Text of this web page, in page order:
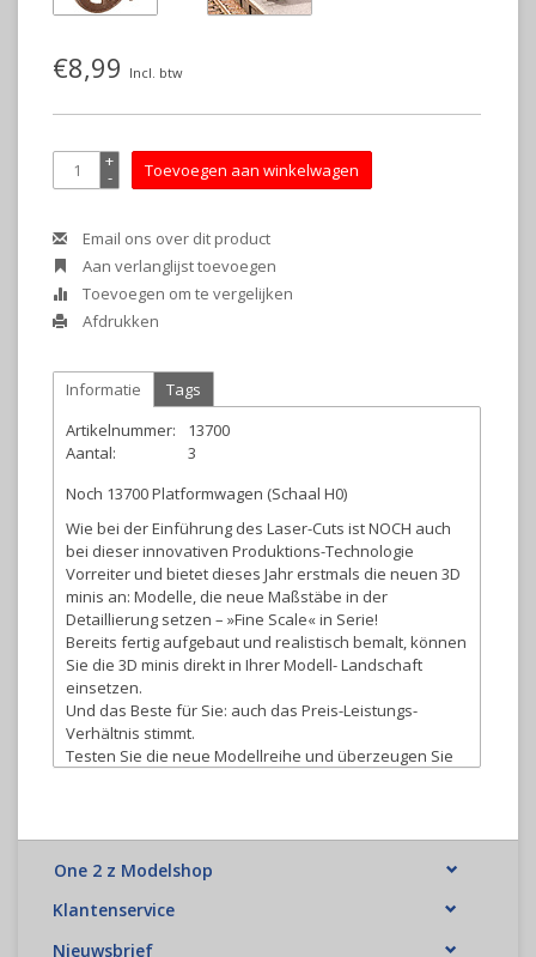
€8,99 Incl. btw
+
- Toevoegen aan winkelwagen
Email ons over dit product
Aan verlanglijst toevoegen
Toevoegen om te vergelijken
Afdrukken
Informatie
Tags
Artikelnummer:
13700
Aantal:
3
Noch 13700 Platformwagen (Schaal H0)
Wie bei der Einführung des Laser-Cuts ist NOCH auch
bei dieser innovativen Produktions-Technologie
Vorreiter und bietet dieses Jahr erstmals die neuen 3D
minis an: Modelle, die neue Maßstäbe in der
Detaillierung setzen – »Fine Scale« in Serie!
Bereits fertig aufgebaut und realistisch bemalt, können
Sie die 3D minis direkt in Ihrer Modell- Landschaft
einsetzen.
Und das Beste für Sie: auch das Preis-Leistungs-
Verhältnis stimmt.
Testen Sie die neue Modellreihe und überzeugen Sie
One 2 z Modelshop
Klantenservice
Nieuwsbrief